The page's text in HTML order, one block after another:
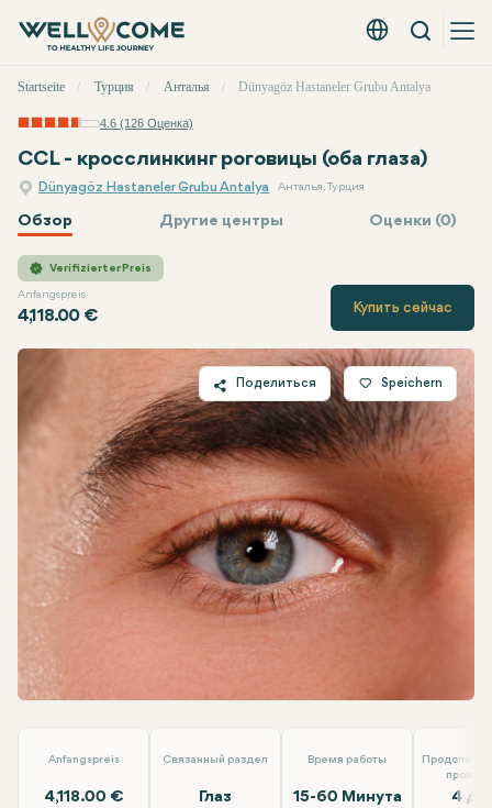
Русский - EUR
Вызов
меню
Startseite Турция Анталья Dünyagöz Hastaneler Grubu Antalya
4.6 (126 Оценка)
CCL - кросслинкинг роговицы (оба глаза)
Dünyagöz Hastaneler Grubu Antalya Анталья, Турция
Обзор Другие центры Оценки (0)
Verifizierter Preis
Anfangspreis
4,118.00 €
DünyagözЦена
Купить сейчас
Поделиться
Twitter
Facebook
Linkedin
WhatsApp
Telegram
Электронная почта
Speichern
Anfangspreis
4,118.00 €
Связанный раздел
Глаз
Время работы
15-60 Минута 4